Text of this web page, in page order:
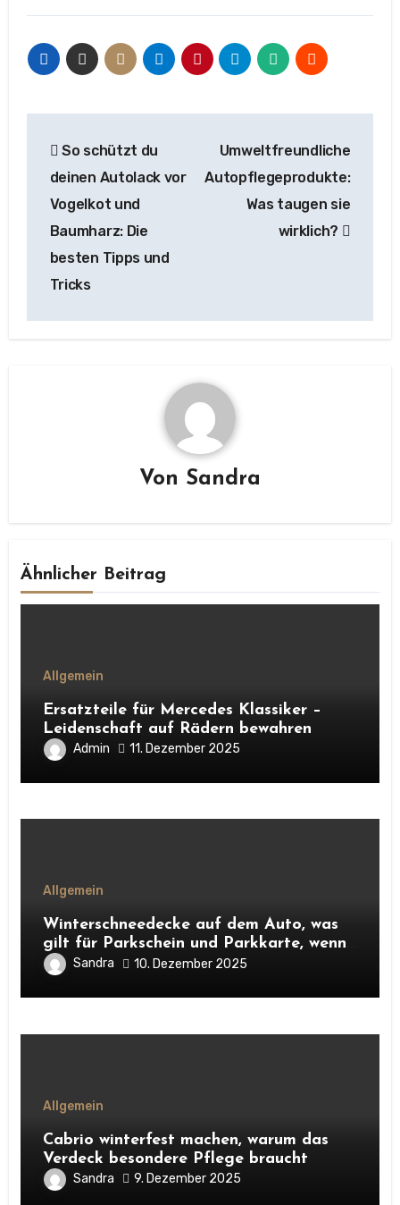
So schützt du
deinen Autolack vor
Vogelkot und
Baumharz: Die
besten Tipps und
Tricks
Umweltfreundliche
Autopflegeprodukte:
Was taugen sie
wirklich?
Von Sandra
Ähnlicher Beitrag
Allgemein
Ersatzteile für Mercedes Klassiker –
Leidenschaft auf Rädern bewahren
Admin 11. Dezember 2025
Allgemein
Winterschneedecke auf dem Auto, was
gilt für Parkschein und Parkkarte, wenn
alles zugeschneit ist?
Sandra 10. Dezember 2025
Allgemein
Cabrio winterfest machen, warum das
Verdeck besondere Pflege braucht
Sandra 9. Dezember 2025